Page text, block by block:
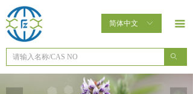
ꄙ
ꀅ
简体中文 끀
首页
了解泛植
产品中心